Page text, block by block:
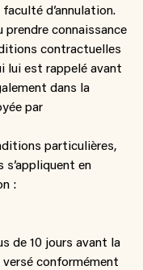
d’annulation.
connaissance
contractuelles
lui est rappelé avant
dans la
par
particulières,
en
:
de 10 jours avant la
versé conformément